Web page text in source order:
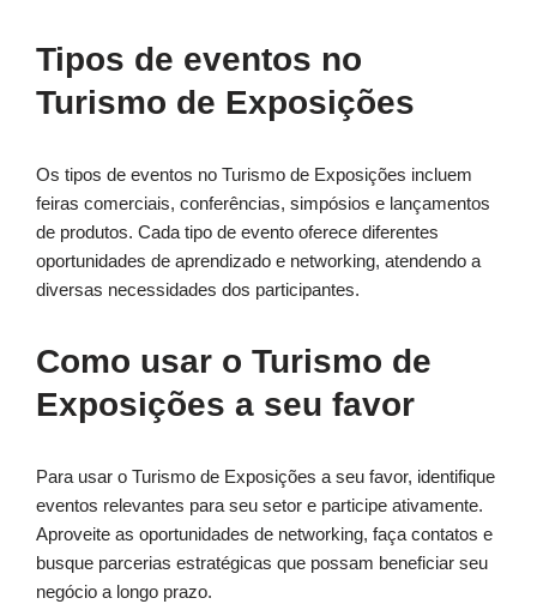
Tipos de eventos no
Turismo de Exposições
Os tipos de eventos no Turismo de Exposições incluem
feiras comerciais, conferências, simpósios e lançamentos
de produtos. Cada tipo de evento oferece diferentes
oportunidades de aprendizado e networking, atendendo a
diversas necessidades dos participantes.
Como usar o Turismo de
Exposições a seu favor
Para usar o Turismo de Exposições a seu favor, identifique
eventos relevantes para seu setor e participe ativamente.
Aproveite as oportunidades de networking, faça contatos e
busque parcerias estratégicas que possam beneficiar seu
negócio a longo prazo.